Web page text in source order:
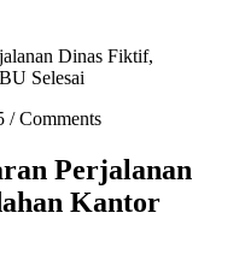
Dinas Fiktif,
Selesai
/Comments
Perjalanan
Kantor